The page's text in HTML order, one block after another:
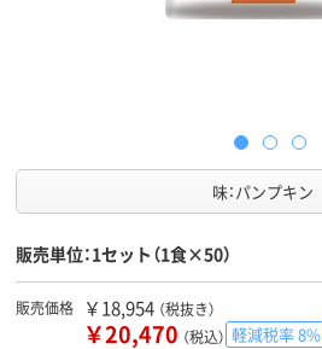
味：パンプキン
販売単位：1セット（1食×50）
販売価格 ￥18,954 （税抜き）
￥20,470 （税込） 軽減税率 8%